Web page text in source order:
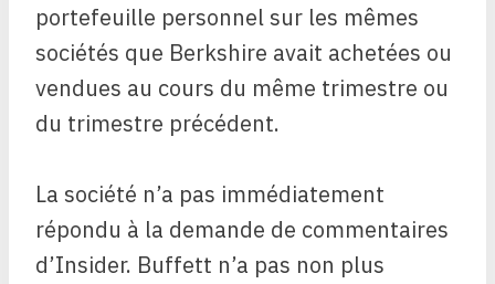
portefeuille personnel sur les mêmes
sociétés que Berkshire avait achetées ou
vendues au cours du même trimestre ou
du trimestre précédent.
La société n’a pas immédiatement
répondu à la demande de commentaires
d’Insider. Buffett n’a pas non plus